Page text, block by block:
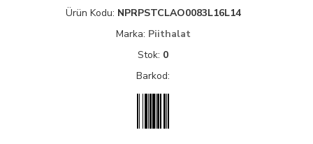
Ürün Kodu: NPRPSTCLAO0083L16L14
Marka: Piithalat
Stok: 0
Barkod: